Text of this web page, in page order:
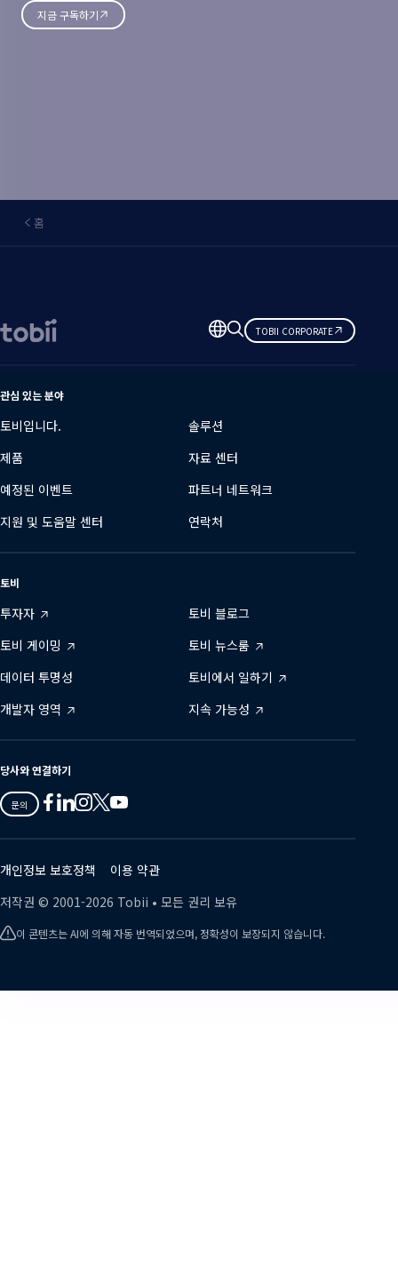
지금 구독하기
홈
언
어
TOBII CORPORATE
관심 있는 분야
토비입니다.
솔루션
제품
자료 센터
예정된 이벤트
파트너 네트워크
지원 및 도움말 센터
연락처
토비
투자자
토비 블로그
토비 게이밍
토비 뉴스룸
데이터 투명성
토비에서 일하기
개발자 영역
지속 가능성
당사와 연결하기
문의
Tobii
on
Facebook
Tobii
on
Linkedin
Tobii
on
Instagram
Tobii
on
Twitter
Tobii
on
Youtube
개인정보 보호정책
이용 약관
저작권 © 2001-2026 Tobii • 모든 권리 보유
이 콘텐츠는 AI에 의해 자동 번역되었으며, 정확성이 보장되지 않습니다.